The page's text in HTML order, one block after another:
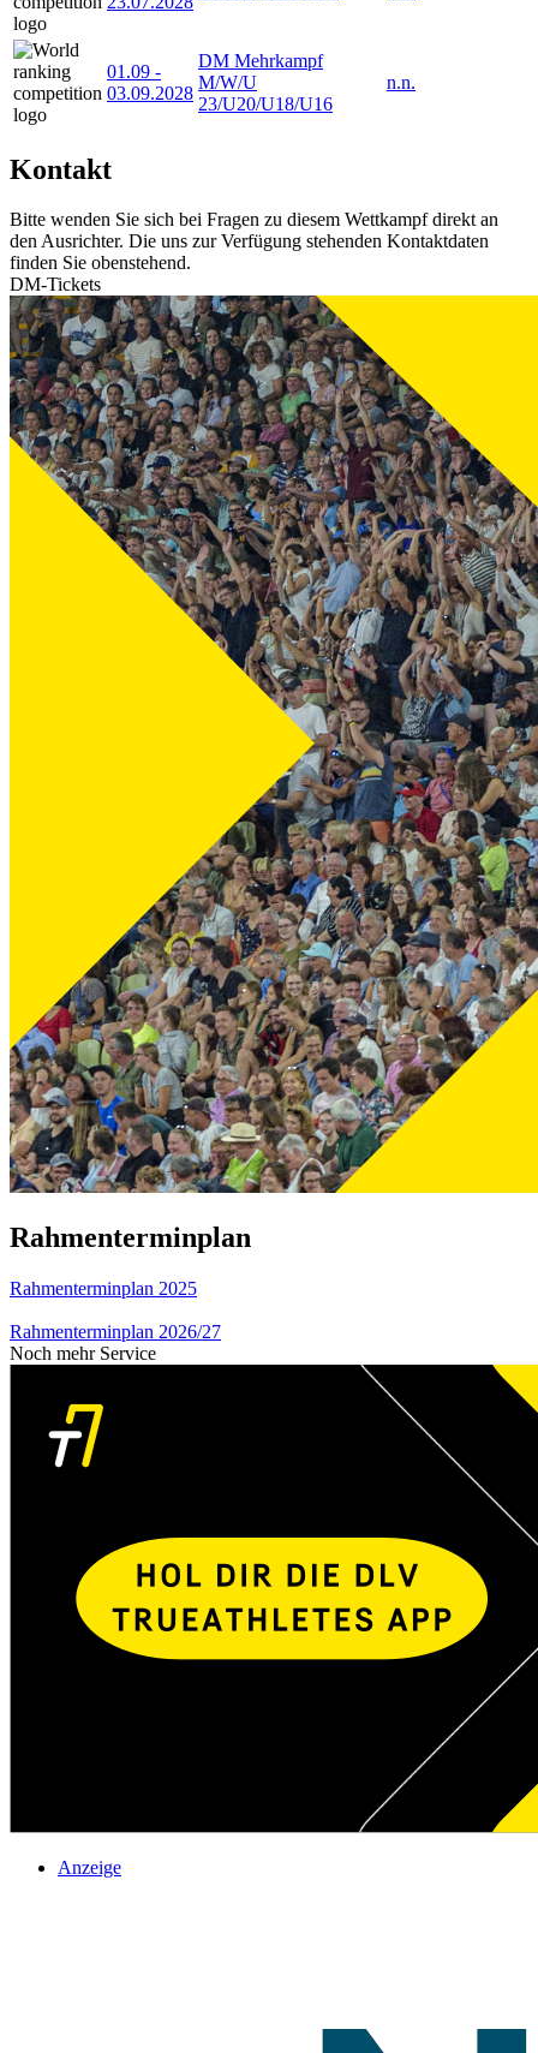
01.09 -
03.09.2028
DM Mehrkampf
M/W/U
23/U20/U18/U16
n.n.
Kontakt
Bitte wenden Sie sich bei Fragen zu diesem Wettkampf direkt an
den Ausrichter. Die uns zur Verfügung stehenden Kontaktdaten
finden Sie obenstehend.
DM-Tickets
Rahmenterminplan
Rahmenterminplan 2025
Rahmenterminplan 2026/27
Noch mehr Service
Anzeige